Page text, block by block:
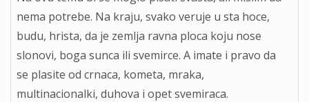
nema potrebe. Na kraju, svako veruje u sta hoce,
budu, hrista, da je zemlja ravna ploca koju nose
slonovi, boga sunca ili svemirce. A imate i pravo da
se plasite od crnaca, kometa, mraka,
multinacionalki, duhova i opet svemiraca.